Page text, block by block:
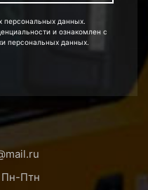
персональных данных.
и ознакомлен с
персональных данных.
Пн-Птн